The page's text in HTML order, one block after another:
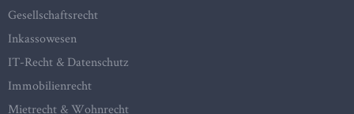
Gesellschaftsrecht
Inkassowesen
IT-Recht & Datenschutz
Immobilienrecht
Mietrecht & Wohnrecht